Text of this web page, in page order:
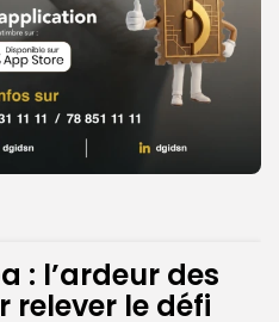
: l’ardeur des
relever le défi